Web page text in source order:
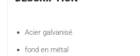
Acier galvanisé
fond en métal